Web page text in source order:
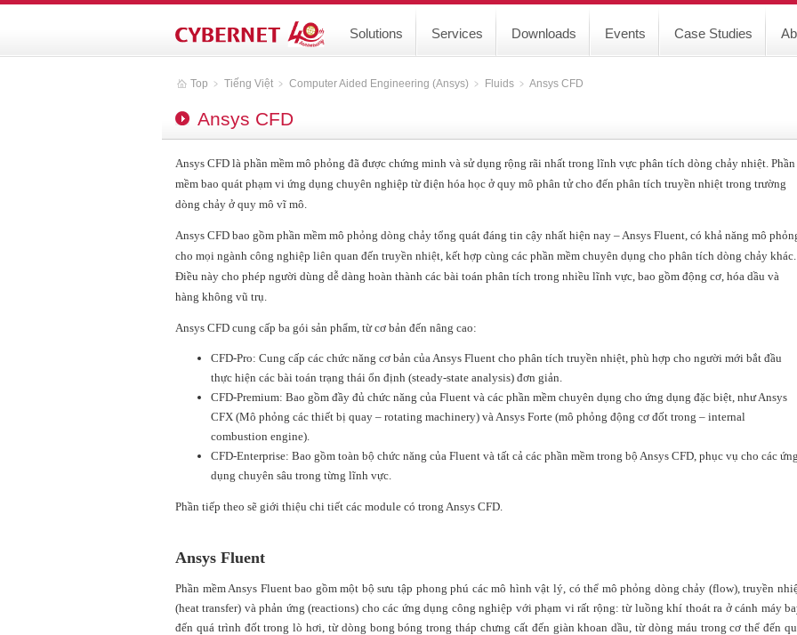
Case Studies
Events
Downloads
Services
Solutions
Top ﹥ Tiếng Việt ﹥ Computer Aided Engineering (Ansys) ﹥ Fluids ﹥ Ansys CFD
Ansys CFD
Ansys CFD là phần mềm mô phỏng đã được chứng minh và sử dụng rộng rãi nhất trong lĩnh vực phân tích dòng chảy nhiệt. Phần
mềm bao quát phạm vi ứng dụng chuyên nghiệp từ điện hóa học ở quy mô phân tử cho đến phân tích truyền nhiệt trong trường
dòng chảy ở quy mô vĩ mô.
Ansys CFD bao gồm phần mềm mô phỏng dòng chảy tổng quát đáng tin cậy nhất hiện nay – Ansys Fluent, có khả năng mô
cho mọi ngành công nghiệp liên quan đến truyền nhiệt, kết hợp cùng các phần mềm chuyên dụng cho phân tích dòng chảy khác.
Điều này cho phép người dùng dễ dàng hoàn thành các bài toán phân tích trong nhiều lĩnh vực, bao gồm động cơ, hóa dầu và
hàng không vũ trụ.
Ansys CFD cung cấp ba gói sản phẩm, từ cơ bản đến nâng cao:
CFD-Pro: Cung cấp các chức năng cơ bản của Ansys Fluent cho phân tích truyền nhiệt, phù hợp cho người mới bắt đầu
thực hiện các bài toán trạng thái ổn định (steady-state analysis) đơn giản.
CFD-Premium: Bao gồm đầy đủ chức năng của Fluent và các phần mềm chuyên dụng cho ứng dụng đặc biệt, như Ansys
CFX (Mô phỏng các thiết bị quay – rotating machinery) và Ansys Forte (mô phỏng động cơ đốt trong – internal
combustion engine).
CFD-Enterprise: Bao gồm toàn bộ chức năng của Fluent và tất cả các phần mềm trong bộ Ansys CFD, phục vụ cho các
dụng chuyên sâu trong từng lĩnh vực.
Phần tiếp theo sẽ giới thiệu chi tiết các module có trong Ansys CFD.
Ansys Fluent
Phần mềm Ansys Fluent bao gồm một bộ sưu tập phong phú các mô hình vật lý, có thể mô phỏng dòng chảy (flow), truyền
(heat transfer) và phản ứng (reactions) cho các ứng dụng công nghiệp với phạm vi rất rộng: từ luồng khí thoát ra ở cánh máy
đến quá trình đốt trong lò hơi, từ dòng bong bóng trong tháp chưng cất đến giàn khoan dầu, từ dòng máu trong cơ thể đến